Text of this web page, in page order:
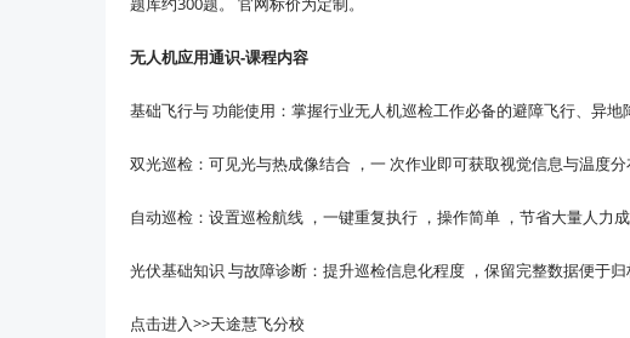
无人机应用通识-课程内容
基础飞行与 功能使用：掌握行业无人机巡检工作必备的避障飞行、异地
双光巡检：可见光与热成像结合 ，一 次作业即可获取视觉信息与温度分
自动巡检：设置巡检航线 ，一键重复执行 ，操作简单 ，节省大量人力成
光伏基础知识 与故障诊断：提升巡检信息化程度 ，保留完整数据便于归
点击进入>>天途慧飞分校